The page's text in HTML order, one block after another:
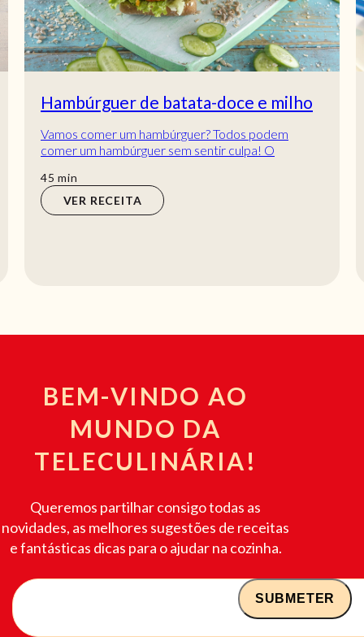
Hambúrguer de batata-doce e milho
Vamos comer um hambúrguer? Todos podem
comer um hambúrguer sem sentir culpa! O
opção saudável...
45 min
min
VER RECEITA
BEM-VINDO AO
MUNDO DA
TELECULINÁRIA!
Queremos partilhar consigo todas as
novidades, as melhores sugestões de receitas
e fantásticas dicas para o ajudar na cozinha.